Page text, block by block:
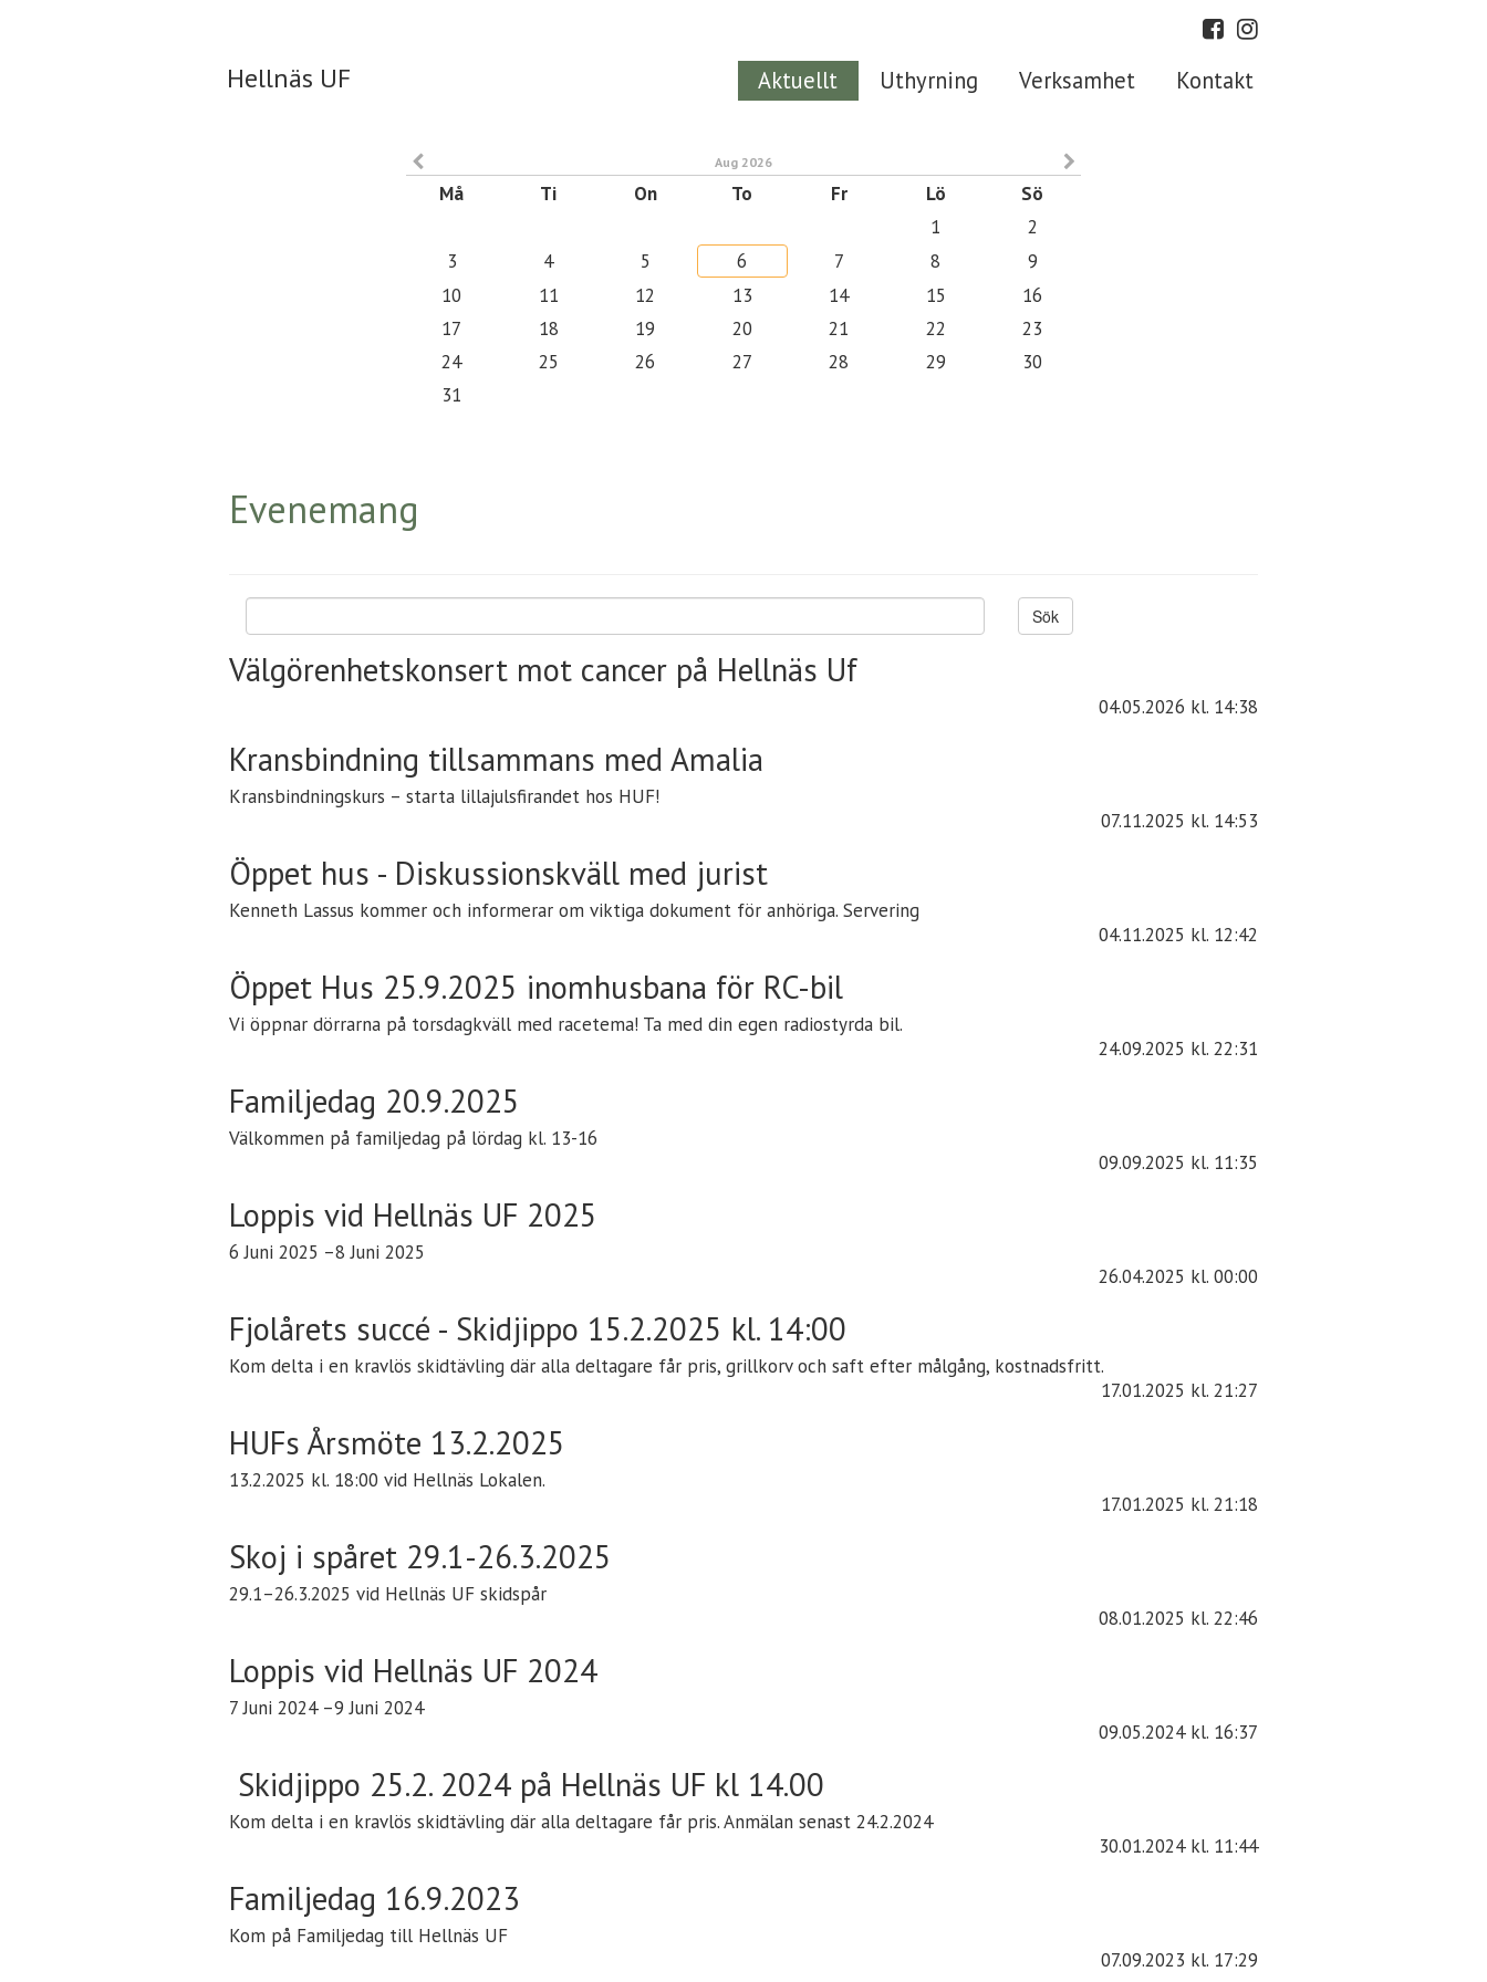
Hellnäs UF Aktuellt Uthyrning Verksamhet Kontakt
Aug 2026
Må Ti On To Fr Lö
Sö
1
2
3
4 5 6 7 8
9
10
11 12 13 14 15
16
17
18 19 20 21 22
23
24
25 26 27 28 29
30
31
Evenemang
Sök
Välgörenhetskonsert mot cancer på Hellnäs Uf
04.05.2026 kl. 14:38
Kransbindning tillsammans med Amalia
Kransbindningskurs – starta lillajulsfirandet hos HUF!
07.11.2025 kl. 14:53
Öppet hus - Diskussionskväll med jurist
Kenneth Lassus kommer och informerar om viktiga dokument för anhöriga. Servering
04.11.2025 kl. 12:42
Öppet Hus 25.9.2025 inomhusbana för RC-bil
Vi öppnar dörrarna på torsdagkväll med racetema! Ta med din egen radiostyrda bil.
24.09.2025 kl. 22:31
Familjedag 20.9.2025
Välkommen på familjedag på lördag kl. 13-16
09.09.2025 kl. 11:35
Loppis vid Hellnäs UF 2025
6 Juni 2025 –8 Juni 2025
26.04.2025 kl. 00:00
Fjolårets succé - Skidjippo 15.2.2025 kl. 14:00
Kom delta i en kravlös skidtävling där alla deltagare får pris, grillkorv och saft efter målgång, kostnadsfritt.
17.01.2025 kl. 21:27
HUFs Årsmöte 13.2.2025
13.2.2025 kl. 18:00 vid Hellnäs Lokalen.
17.01.2025 kl. 21:18
Skoj i spåret 29.1-26.3.2025
29.1–26.3.2025 vid Hellnäs UF skidspår
08.01.2025 kl. 22:46
Loppis vid Hellnäs UF 2024
7 Juni 2024 –9 Juni 2024
09.05.2024 kl. 16:37
Skidjippo 25.2. 2024 på Hellnäs UF kl 14.00
Kom delta i en kravlös skidtävling där alla deltagare får pris. Anmälan senast 24.2.2024
30.01.2024 kl. 11:44
Familjedag 16.9.2023
Kom på Familjedag till Hellnäs UF
07.09.2023 kl. 17:29